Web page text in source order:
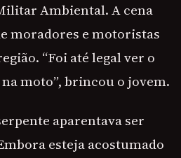
Ambiental. A cena
moradores e motoristas
“Foi até legal ver o
moto”, brincou o jovem.
aparentava ser
esteja acostumado